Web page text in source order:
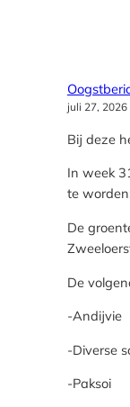
juli 27, 2026
Bij deze
In week
te
De
De
-Andijvie
-Diverse
-Paksoi